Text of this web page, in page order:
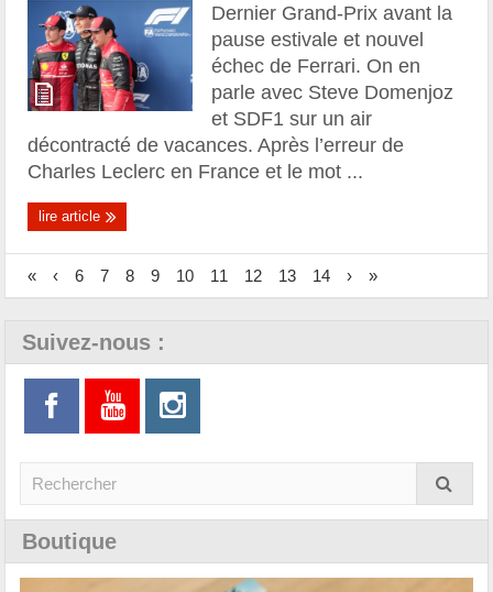
Dernier Grand-Prix avant la
pause estivale et nouvel
échec de Ferrari. On en
parle avec Steve Domenjoz
et SDF1 sur un air
décontracté de vacances. Après l’erreur de
Charles Leclerc en France et le mot ...
lire article
« ‹ 6 7 8 9 10 11 12 13 14 › »
Suivez-nous :
Boutique